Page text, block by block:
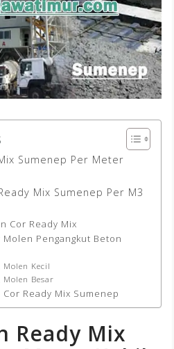
Sumenep Per Meter
Mix Sumenep Per M3
Cor Ready Mix
Pengangkut Beton
Kecil
Besar
Ready Mix Sumenep
Ready Mix